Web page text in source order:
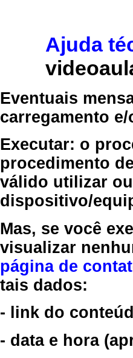
Ajuda
Eventuais
carregamento
Executar: o
procedimento
válido utilizar
dispositivo/
Mas, se você
visualizar
página de
tais dados:
- link do
- data e hora